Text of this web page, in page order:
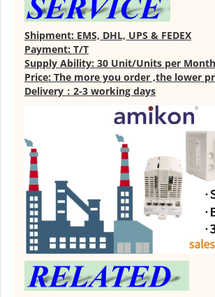
Shipment: EMS, DHL, UPS & FEDEX
Payment: T/T
Supply Ability: 30 Unit/Units per Month
Price: The more you order ,the lower
Delivery：2-3 working days